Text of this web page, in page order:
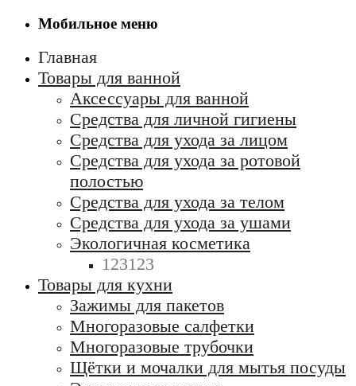
Мобильное меню
Главная
Товары для ванной
Аксессуары для ванной
Средства для личной гигиены
Средства для ухода за лицом
Средства для ухода за ротовой
полостью
Средства для ухода за телом
Средства для ухода за ушами
Экологичная косметика
123123
Товары для кухни
Зажимы для пакетов
Многоразовые салфетки
Многоразовые трубочки
Щётки и мочалки для мытья посуды